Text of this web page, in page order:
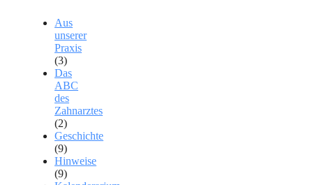
Aus
unserer
Praxis
(3)
Das
ABC
des
Zahnarztes
(2)
Geschichte
(9)
Hinweise
(9)